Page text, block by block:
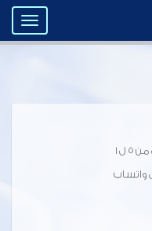
Toggle
واتساب